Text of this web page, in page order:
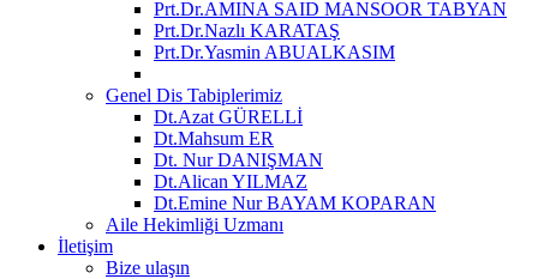
Prt.Dr.AMINA SAID MANSOOR TABYAN
Prt.Dr.Nazlı KARATAŞ
Prt.Dr.Yasmin ABUALKASIM
Genel Dis Tabiplerimiz
Dt.Azat GÜRELLİ
Dt.Mahsum ER
Dt. Nur DANIŞMAN
Dt.Alican YILMAZ
Dt.Emine Nur BAYAM KOPARAN
Aile Hekimliği Uzmanı
İletişim
Bize ulaşın